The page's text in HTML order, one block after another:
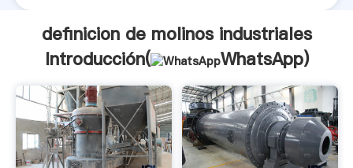
definicion de molinos industriales
Introducción(
WhatsApp)